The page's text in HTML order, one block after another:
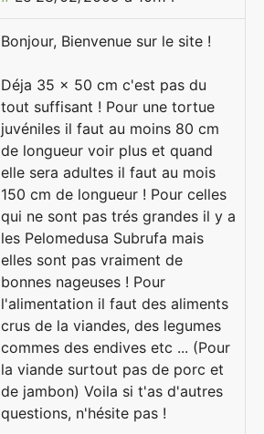
Bonjour, Bienvenue sur le site !
Déja 35 x 50 cm c'est pas du
tout suffisant ! Pour une tortue
juvéniles il faut au moins 80 cm
de longueur voir plus et quand
elle sera adultes il faut au mois
150 cm de longueur ! Pour celles
qui ne sont pas trés grandes il y a
les Pelomedusa Subrufa mais
elles sont pas vraiment de
bonnes nageuses ! Pour
l'alimentation il faut des aliments
crus de la viandes, des legumes
commes des endives etc ... (Pour
la viande surtout pas de porc et
de jambon) Voila si t'as d'autres
questions, n'hésite pas !